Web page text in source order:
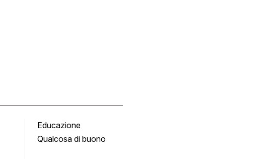
Educazione
Qualcosa di buono